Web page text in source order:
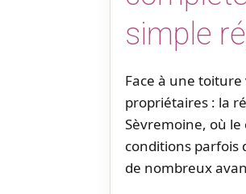
simple
Face à une
propriétaires : la
Sèvremoine, où
conditions parfois
de nombreux